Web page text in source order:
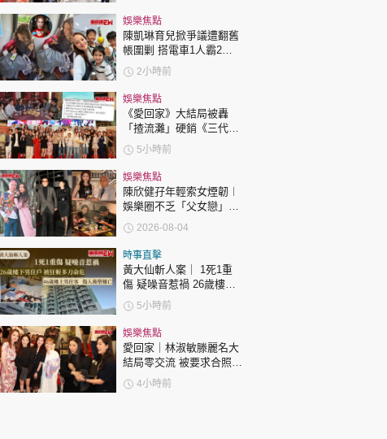
. 不得轉載 ©Eastweek.com.hk. All rights reserved.
娛樂焦點
陳凱琳育兒掀爭議遭翻舊
帳圍剿 搭電車1人霸2個
位 被轟自私欠公德心 有
指反應過度不公平
2小時前
娛樂焦點
《愛回家》大結局被轟
「揸流灘」硬銷《三代同
糖》 劇集播畢台前幕後喊
爆場面感人
5小時前
娛樂焦點
陳欣健孖年輕索女煙韌︱
娛樂圈不乏「父女戀」
「爺孫戀」 年齡差距最大
達51歲 最受矚目有李龍
基謝賢
2026-08-04
時事直擊
黃大仙斬人案｜ 1死1重
傷 疑噪音惹禍 26歲樓下
男住戶 被狂斬多刀命危
46歲樓上男住客 傷人後
墮樓亡
5小時前
娛樂焦點
愛回家｜林淑敏滕麗名大
結局零交流 被要求合照即
閃「不和升級」？兩人咁
回應
4小時前